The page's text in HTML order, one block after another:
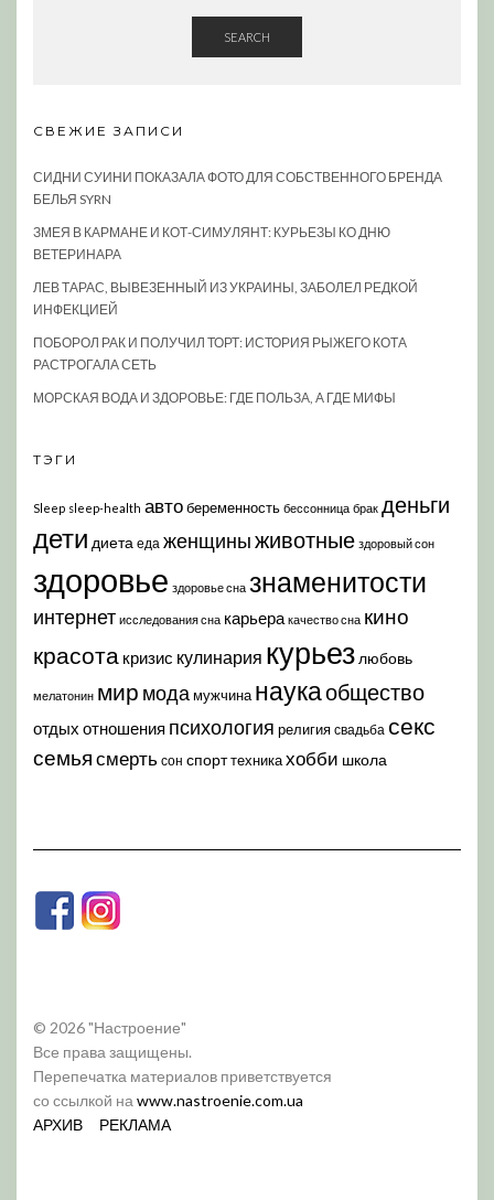
SEARCH
СВЕЖИЕ ЗАПИСИ
СИДНИ СУИНИ ПОКАЗАЛА ФОТО ДЛЯ СОБСТВЕННОГО БРЕНДА
БЕЛЬЯ SYRN
ЗМЕЯ В КАРМАНЕ И КОТ-СИМУЛЯНТ: КУРЬЕЗЫ КО ДНЮ
ВЕТЕРИНАРА
ЛЕВ ТАРАС, ВЫВЕЗЕННЫЙ ИЗ УКРАИНЫ, ЗАБОЛЕЛ РЕДКОЙ
ИНФЕКЦИЕЙ
ПОБОРОЛ РАК И ПОЛУЧИЛ ТОРТ: ИСТОРИЯ РЫЖЕГО КОТА
РАСТРОГАЛА СЕТЬ
МОРСКАЯ ВОДА И ЗДОРОВЬЕ: ГДЕ ПОЛЬЗА, А ГДЕ МИФЫ
ТЭГИ
Sleep sleep-health автобеременность бессонница брак деньги
дети диета еда женщиныживотные здоровый сон
здоровье здоровье сна знаменитости
интернет исследования сна карьера качество сна кино
красота кризис кулинария курьез любовь
мелатонин мир модамужчина наукаобщество
отдых отношения психология религия свадьба секс
семья смерть сон спорттехникахобби школа
© 2026 "Настроение"
Все права защищены.
Перепечатка материалов приветствуется
со ссылкой на www.nastroenie.com.ua
АРХИВ
РЕКЛАМА